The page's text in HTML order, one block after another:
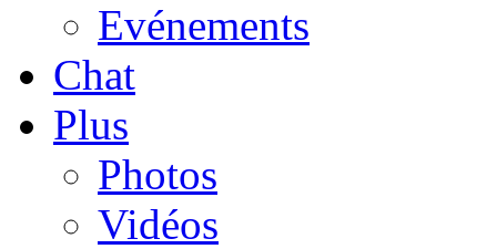
Evénements
Chat
Plus
Photos
Vidéos